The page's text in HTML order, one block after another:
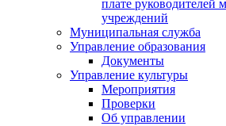
плате руководителей
учреждений
Муниципальная служба
Управление образования
Документы
Управление культуры
Мероприятия
Проверки
Об управлении